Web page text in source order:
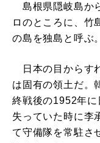
島根県隠岐島か
ロのところに、竹
の島を独島と呼ぶ。
日本の目からす
は固有の領土だ。
終戦後の1952年に
失っていた時に李
て守備隊を常駐さ